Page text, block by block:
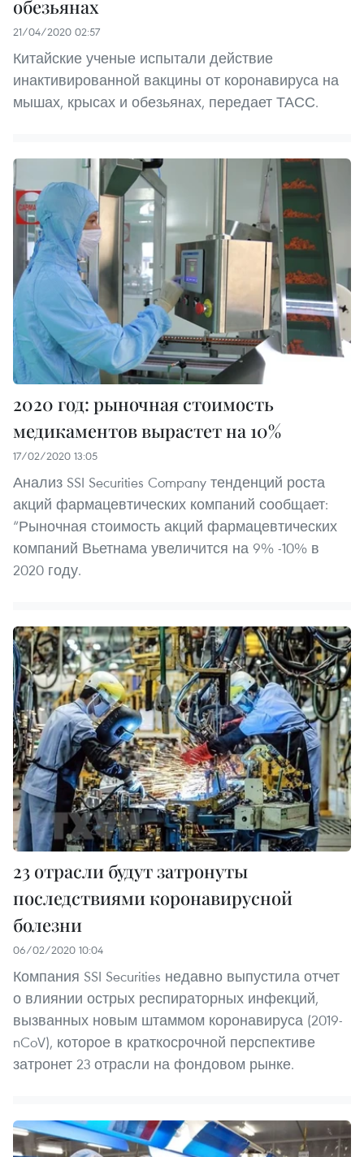
обезьянах
21/04/2020 02:57
Китайские ученые испытали действие
инактивированной вакцины от коронавируса на
мышах, крысах и обезьянах, передает ТАСС.
2020 год: рыночная стоимость
медикаментов вырастет на 10%
17/02/2020 13:05
Анализ SSI Securities Company тенденций роста
акций фармацевтических компаний сообщает:
“Рыночная стоимость акций фармацевтических
компаний Вьетнама увеличится на 9% -10% в
2020 году.
23 отрасли будут затронуты
последствиями коронавирусной
болезни
06/02/2020 10:04
Компания SSI Securities недавно выпустила отчет
о влиянии острых респираторных инфекций,
вызванных новым штаммом коронавируса (2019-
nCoV), которое в краткосрочной перспективе
затронет 23 отрасли на фондовом рынке.